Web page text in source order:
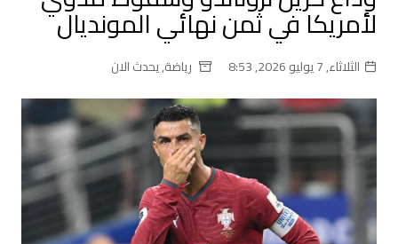
لأمريكا في ثمن نهائي المونديال
الثلاثاء, 7 يوليو 2026, 8:53 رياضة,يحدث الان